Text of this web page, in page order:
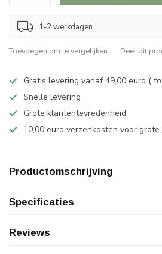
1-2 werkdagen
Toevoegen om te vergelijken Deel dit
Gratis levering vanaf 49,00 euro (
Snelle levering
Grote klantentevredenheid
10,00 euro verzenkosten voor
Productomschrijving
Specificaties
Reviews